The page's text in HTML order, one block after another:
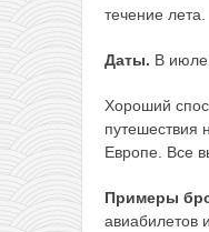
течение лета.
Даты. В июле
Хороший
путешествия
Европе. Все
Примеры
авиабилетов